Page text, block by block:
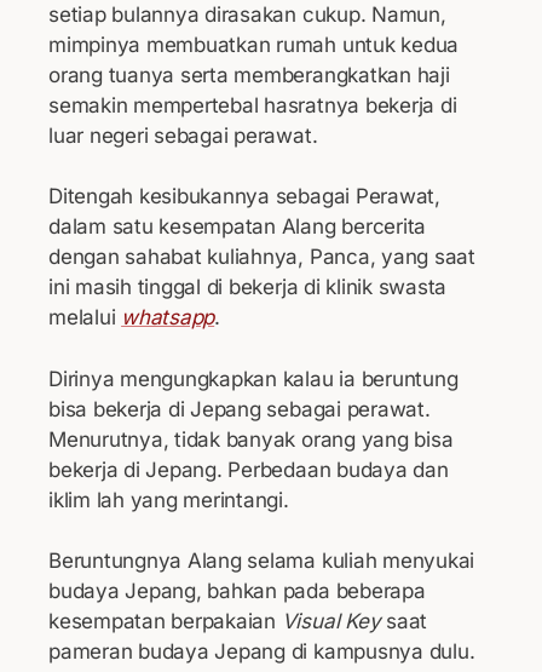
setiap bulannya dirasakan cukup. Namun,
mimpinya membuatkan rumah untuk kedua
orang tuanya serta memberangkatkan haji
semakin mempertebal hasratnya bekerja di
luar negeri sebagai perawat.
Ditengah kesibukannya sebagai Perawat,
dalam satu kesempatan Alang bercerita
dengan sahabat kuliahnya, Panca, yang saat
ini masih tinggal di bekerja di klinik swasta
melalui whatsapp.
Dirinya mengungkapkan kalau ia beruntung
bisa bekerja di Jepang sebagai perawat.
Menurutnya, tidak banyak orang yang bisa
bekerja di Jepang. Perbedaan budaya dan
iklim lah yang merintangi.
Beruntungnya Alang selama kuliah menyukai
budaya Jepang, bahkan pada beberapa
kesempatan berpakaian Visual Keysaat
pameran budaya Jepang di kampusnya dulu.